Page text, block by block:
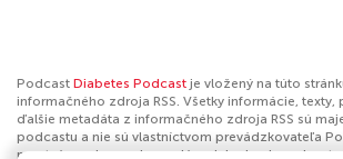
Podcast Diabetes Podcast je vložený na túto
informačného zdroja RSS. Všetky informácie, texty,
ďalšie metadáta z informačného zdroja RSS sú
podcastu a nie sú vlastníctvom prevádzkovateľa
nevytvára ani nezodpovedá za ich obsah